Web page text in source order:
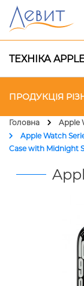
ТЕХНІКА
ПРОДУКЦІЯ
Чохли
Акустика
Генератори і
Платний
Головна
Apple
Apple Watch
Case with Midnight